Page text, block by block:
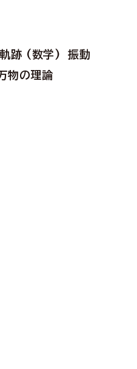
軌跡 (数学)
振動
物の理論